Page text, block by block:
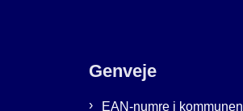
Genveje
EAN-numre i kommunen